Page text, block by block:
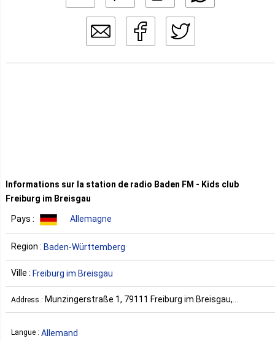
Informations sur la station de radio Baden FM - Kids club
Freiburg im Breisgau
Pays : Allemagne
Region : Baden-Württemberg
Ville : Freiburg im Breisgau
Address : Munzingerstraße 1, 79111 Freiburg im Breisgau,
Germany Allemagne
Langue : Allemand